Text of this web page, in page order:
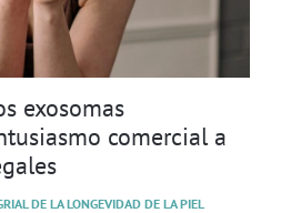
exosomas
comercial a
DE LA LONGEVIDAD DE LA PIEL